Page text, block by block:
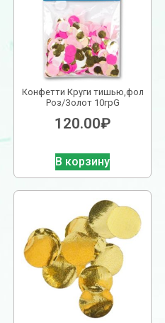
Конфетти Круги тишью,фол
Роз/Золот 10грG
120.00₽
В корзину